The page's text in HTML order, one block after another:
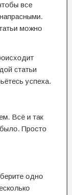
все
можно
статьи
успеха.
Всё и так
Просто
одно